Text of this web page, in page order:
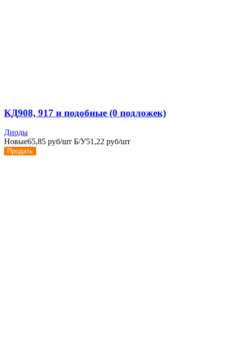
КД908, 917 и подобные (0 подложек)
Диоды
Новые65,85 руб/шт Б/У51,22 руб/шт
Продать